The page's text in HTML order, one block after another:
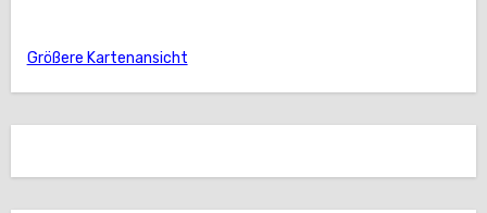
Größere Kartenansicht